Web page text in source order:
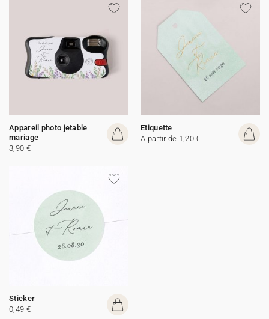
Appareil photo jetable
mariage
3,90 €
Etiquette
A partir de 1,20 €
Sticker
0,49 €